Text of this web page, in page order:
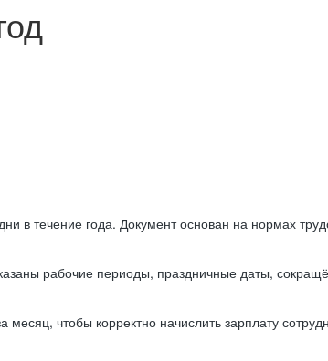
течение года. Документ основан на нормах
рабочие периоды, праздничные даты,
чтобы корректно начислить зарплату